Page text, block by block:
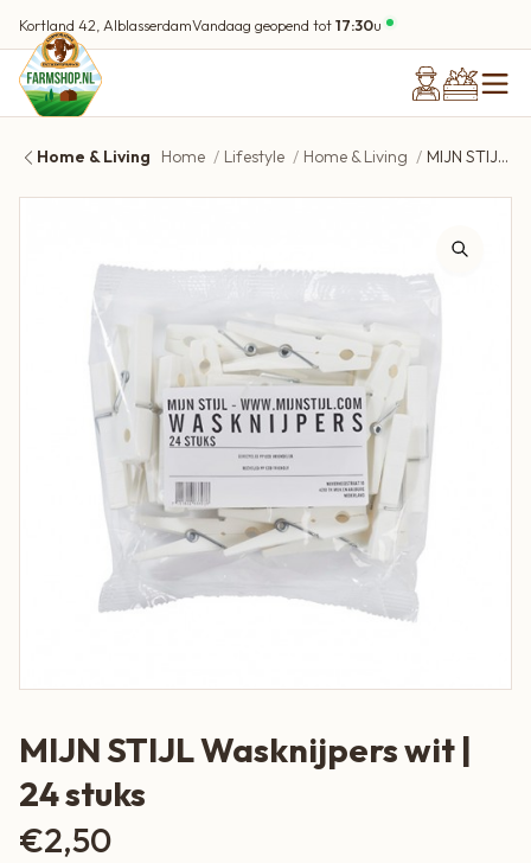
Kortland 42, AlblasserdamVandaag geopend tot17:30u
Home & Living Home Lifestyle Home & Living MIJN STIJL Wasknijpers wit | 24 stuks
MIJN STIJL Wasknijpers wit |
24 stuks
€2,50